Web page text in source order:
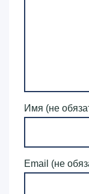
Имя (не
Email (не